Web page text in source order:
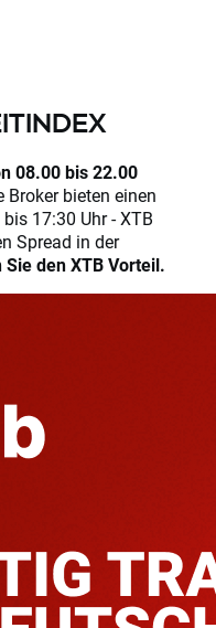
08.00 bis 22.00
Broker bieten einen
17:30 Uhr - XTB
Spread in der
Sie den XTB Vorteil.